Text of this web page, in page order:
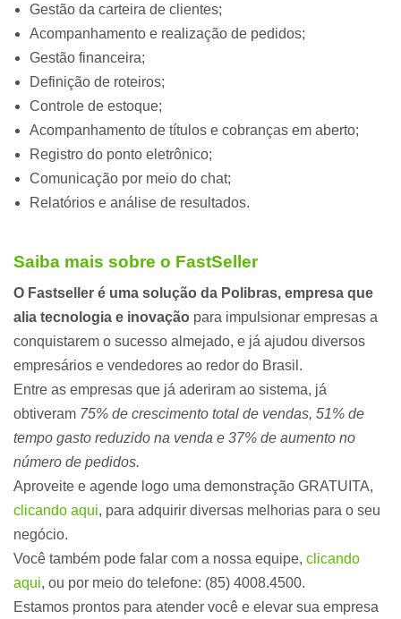
Gestão da carteira de clientes;
Acompanhamento e realização de pedidos;
Gestão financeira;
Definição de roteiros;
Controle de estoque;
Acompanhamento de títulos e cobranças em aberto;
Registro do ponto eletrônico;
Comunicação por meio do chat;
Relatórios e análise de resultados.
Saiba mais sobre o FastSeller
O Fastseller é uma solução da Polibras, empresa que
alia tecnologia e inovação para impulsionar empresas a
conquistarem o sucesso almejado, e já ajudou diversos
empresários e vendedores ao redor do Brasil.
Entre as empresas que já aderiram ao sistema, já
obtiveram 75% de crescimento total de vendas, 51% de
tempo gasto reduzido na venda e 37% de aumento no
número de pedidos.
Aproveite e agende logo uma demonstração GRATUITA,
clicando aqui, para adquirir diversas melhorias para o seu
negócio.
Você também pode falar com a nossa equipe, clicando
aqui, ou por meio do telefone: (85) 4008.4500.
Estamos prontos para atender você e elevar sua empresa